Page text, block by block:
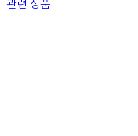
관련 상품